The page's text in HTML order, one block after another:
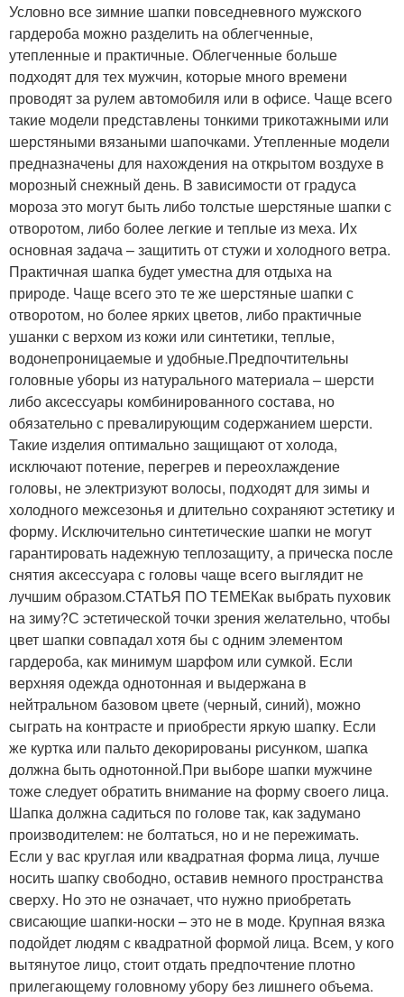
Условно все зимние шапки повседневного мужского
гардероба можно разделить на облегченные,
утепленные и практичные. Облегченные больше
подходят для тех мужчин, которые много времени
проводят за рулем автомобиля или в офисе. Чаще всего
такие модели представлены тонкими трикотажными или
шерстяными вязаными шапочками. Утепленные модели
предназначены для нахождения на открытом воздухе в
морозный снежный день. В зависимости от градуса
мороза это могут быть либо толстые шерстяные шапки с
отворотом, либо более легкие и теплые из меха. Их
основная задача – защитить от стужи и холодного ветра.
Практичная шапка будет уместна для отдыха на
природе. Чаще всего это те же шерстяные шапки с
отворотом, но более ярких цветов, либо практичные
ушанки с верхом из кожи или синтетики, теплые,
водонепроницаемые и удобные.Предпочтительны
головные уборы из натурального материала – шерсти
либо аксессуары комбинированного состава, но
обязательно с превалирующим содержанием шерсти.
Такие изделия оптимально защищают от холода,
исключают потение, перегрев и переохлаждение
головы, не электризуют волосы, подходят для зимы и
холодного межсезонья и длительно сохраняют эстетику и
форму. Исключительно синтетические шапки не могут
гарантировать надежную теплозащиту, а прическа после
снятия аксессуара с головы чаще всего выглядит не
лучшим образом.СТАТЬЯ ПО ТЕМЕКак выбрать пуховик
на зиму?С эстетической точки зрения желательно, чтобы
цвет шапки совпадал хотя бы с одним элементом
гардероба, как минимум шарфом или сумкой. Если
верхняя одежда однотонная и выдержана в
нейтральном базовом цвете (черный, синий), можно
сыграть на контрасте и приобрести яркую шапку. Если
же куртка или пальто декорированы рисунком, шапка
должна быть однотонной.При выборе шапки мужчине
тоже следует обратить внимание на форму своего лица.
Шапка должна садиться по голове так, как задумано
производителем: не болтаться, но и не пережимать.
Если у вас круглая или квадратная форма лица, лучше
носить шапку свободно, оставив немного пространства
сверху. Но это не означает, что нужно приобретать
свисающие шапки-носки – это не в моде. Крупная вязка
подойдет людям с квадратной формой лица. Всем, у кого
вытянутое лицо, стоит отдать предпочтение плотно
прилегающему головному убору без лишнего объема.